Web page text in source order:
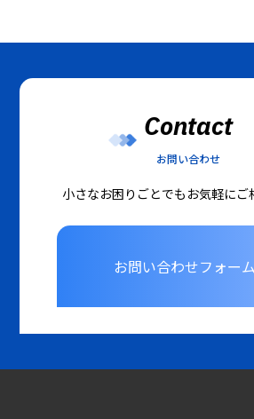
Contact
お問い合わせ
小さなお困りごとでもお気軽にご
お問い合わせフォーム